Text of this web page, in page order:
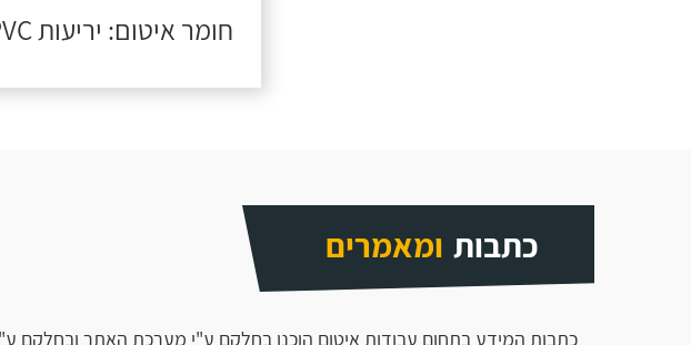
חומר איטום: יריעות PVC
כתבות ומאמרים
כתבות המידע בתחום עבודות איטום הוכנו בחלקם ע"י מערכת האתר ובחלקם